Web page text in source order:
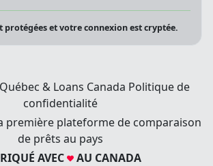
protégées et votre connexion est cryptée.
& Loans Canada Politique de
confidentialité
première plateforme de comparaison
de prêts au pays
AVEC
AU CANADA